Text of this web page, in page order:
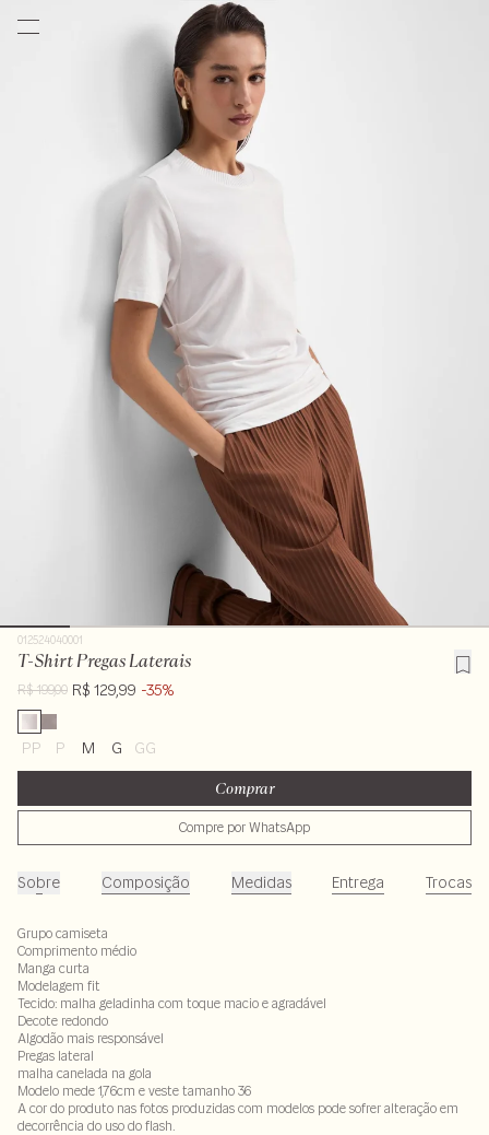
012524040001
T-Shirt Pregas Laterais
R$ 199,00 R$ 129,99 -35%
PP P M G GG
Comprar
Compre por WhatsApp
Sobre Composição Medidas Entrega Trocas
Grupo camiseta
Comprimento médio
Manga curta
Modelagem fit
Tecido: malha geladinha com toque macio e agradável
Decote redondo
Algodão mais responsável
Pregas lateral
malha canelada na gola
Modelo mede 1,76cm e veste tamanho 36
A cor do produto nas fotos produzidas com modelos pode sofrer alteração em
decorrência do uso do flash.